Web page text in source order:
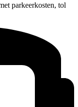
parkeerkosten, tol